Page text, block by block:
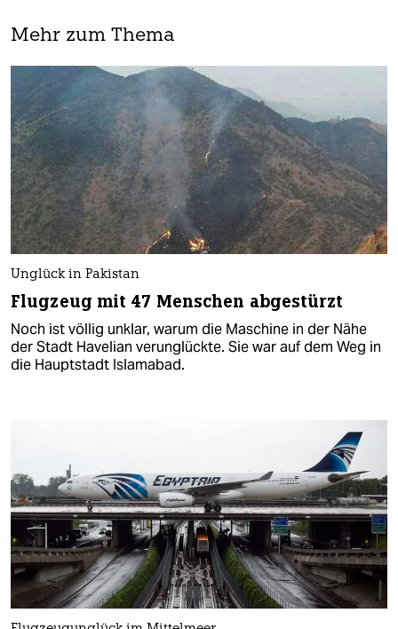
Mehr zum Thema
Unglück in Pakistan
Flugzeug mit 47 Menschen abgestürzt
Noch ist völlig unklar, warum die Maschine in der Nähe
der Stadt Havelian verunglückte. Sie war auf dem Weg in
die Hauptstadt Islamabad.